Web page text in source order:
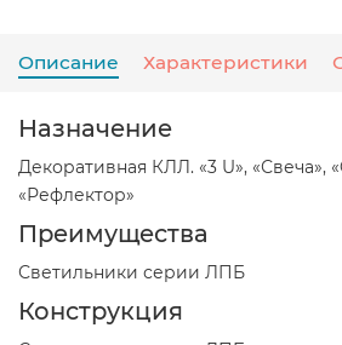
Описание Характеристики
Назначение
Декоративная КЛЛ. «3 U», «Свеча»,
«Рефлектор»
Преимущества
Светильники серии ЛПБ
Конструкция